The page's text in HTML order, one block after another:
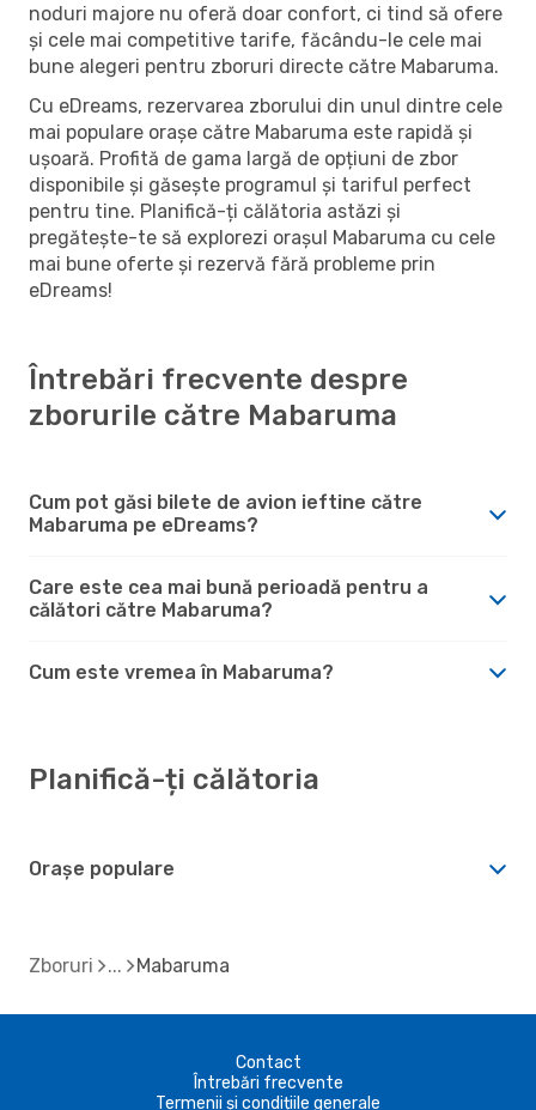
noduri majore nu oferă doar confort, ci tind să ofere
și cele mai competitive tarife, făcându-le cele mai
bune alegeri pentru zboruri directe către Mabaruma.
Cu eDreams, rezervarea zborului din unul dintre cele
mai populare orașe către Mabaruma este rapidă și
ușoară. Profită de gama largă de opțiuni de zbor
disponibile și găsește programul și tariful perfect
pentru tine. Planifică-ți călătoria astăzi și
pregătește-te să explorezi orașul Mabaruma cu cele
mai bune oferte și rezervă fără probleme prin
eDreams!
Întrebări frecvente despre
zborurile către Mabaruma
Cum pot găsi bilete de avion ieftine către
Mabaruma pe eDreams?
Care este cea mai bună perioadă pentru a
călători către Mabaruma?
Cum este vremea în Mabaruma?
Planifică-ți călătoria
Orașe populare
Zboruri Mabaruma
Contact
Întrebări frecvente
Termenii și condițiile generale